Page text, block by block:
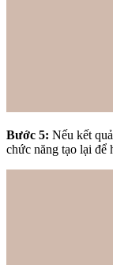
Bước 5: Nếu kết
chức năng tạo lại để